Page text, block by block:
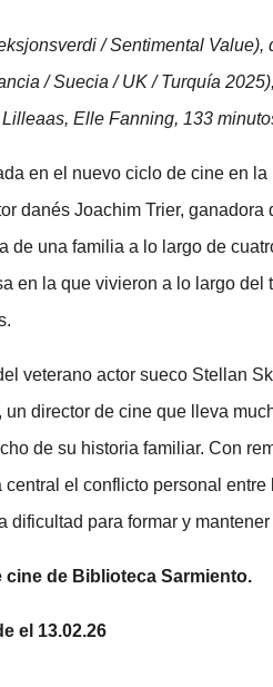
/ Sentimental Value),
/ Suecia / UK / Turquía
Elle Fanning, 133
en el nuevo ciclo de cine en
danés Joachim Trier,
de una familia a lo largo de
en la que vivieron a lo largo del
veterano actor sueco Stellan
, un director de cine que lleva
de su historia familiar. Con
central el conflicto personal
dificultad para formar y
cine de Biblioteca Sarmiento.
el 13.02.26